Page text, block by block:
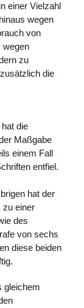
einer Vielzahl
wegen
von
wegen
zu
die
die
Maßgabe
einem Fall
entfiel.
hat der
zu einer
des
von sechs
diese beiden
gleichem